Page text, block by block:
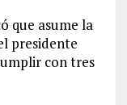
que asume la
presidente
con tres